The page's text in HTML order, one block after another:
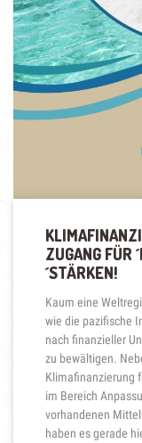
ZUGANG FÜR
´STÄRKEN!
Kaum eine
wie die pazifische
nach finanzieller
zu bewältigen.
Klimafinanzierung
im Bereich
vorhandenen
haben es gerade